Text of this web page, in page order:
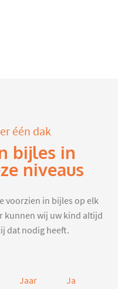
één dak
bijles in
niveaus
voorzien in bijles op elk
kunnen wij uw kind altijd
dat nodig heeft.
Jaar
Jaar